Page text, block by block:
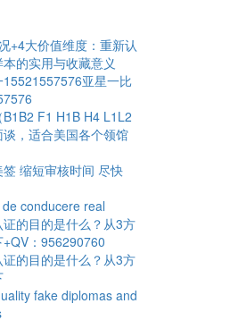
+4大价值维度：重新认
的实用与收藏意义
15521557576亚星一比
B1B2 F1 H1B H4 L1L2
，适合美国各个领馆
缩短审核时间 尽快
conducere real
的目的是什么？从3方
：956290760
的目的是什么？从3方
fake diplomas and